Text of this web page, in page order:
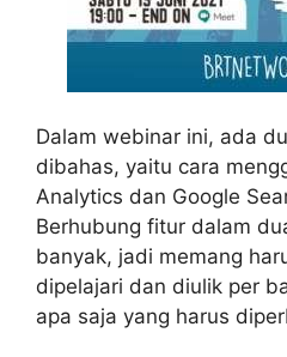
Dalam webinar ini, ada
dibahas, yaitu cara
Analytics dan Google
Berhubung fitur dalam
banyak, jadi memang
dipelajari dan diulik per
apa saja yang harus